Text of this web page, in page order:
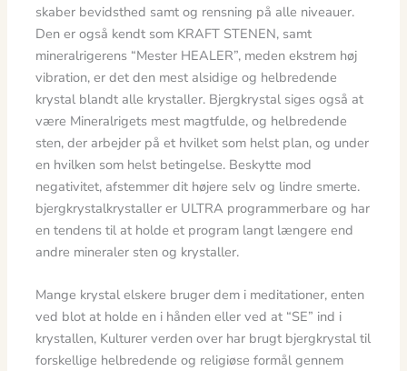
skaber bevidsthed samt og rensning på alle niveauer.
Den er også kendt som KRAFT STENEN, samt
mineralrigerens “Mester HEALER”, meden ekstrem høj
vibration, er det den mest alsidige og helbredende
krystal blandt alle krystaller. Bjergkrystal siges også at
være Mineralrigets mest magtfulde, og helbredende
sten, der arbejder på et hvilket som helst plan, og under
en hvilken som helst betingelse. Beskytte mod
negativitet, afstemmer dit højere selv og lindre smerte.
bjergkrystalkrystaller er ULTRA programmerbare og har
en tendens til at holde et program langt længere end
andre mineraler sten og krystaller.
Mange krystal elskere bruger dem i meditationer, enten
ved blot at holde en i hånden eller ved at “SE” ind i
krystallen, Kulturer verden over har brugt bjergkrystal til
forskellige helbredende og religiøse formål gennem